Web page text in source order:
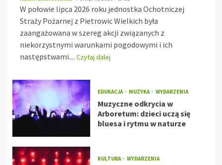
W połowie lipca 2026 roku jednostka Ochotniczej
Straży Pożarnej z Pietrowic Wielkich była
zaangażowana w szereg akcji związanych z
niekorzystnymi warunkami pogodowymi i ich
następstwami.... Czytaj dalej
EDUKACJA MUZYKA WYDARZENIA
Muzyczne odkrycia w
Arboretum: dzieci uczą się
bluesa i rytmu w naturze
KULTURA WYDARZENIA